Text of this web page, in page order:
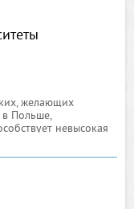
желающих
Польше,
невысокая